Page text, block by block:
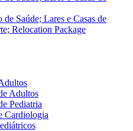
Saúde; Lares e Casas de
Relocation Package
Adultos
Pediatria
Cardiologia